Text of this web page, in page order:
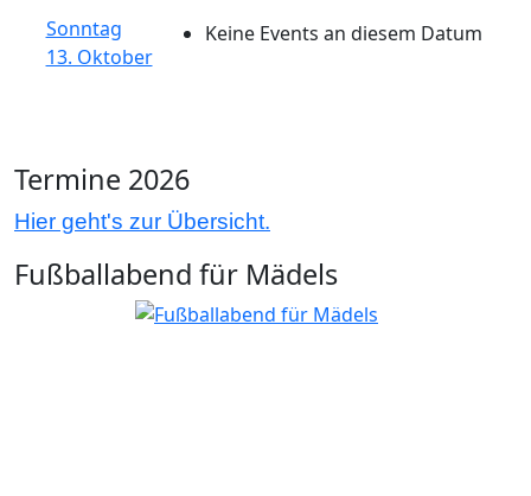
Sonntag
13. Oktober
Keine Events an diesem Datum
Termine 2026
Hier geht's zur Übersicht.
Fußballabend für Mädels